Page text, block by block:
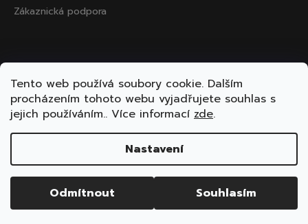
Tento web používá soubory cookie. Dalším
procházením tohoto webu vyjadřujete souhlas s
jejich používáním.. Více informací zde.
Nastavení
Odmítnout Souhlasím
Zákaznická podpora
Přijímáme online platby
Copyright 2026ooo.wine. Všechna práva vyhrazena.
Upravit nastavení cookies